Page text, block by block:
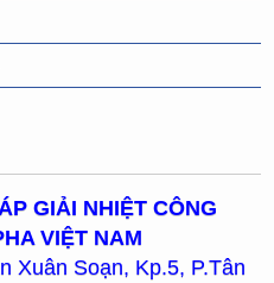
GIẢI NHIỆT CÔNG
VIỆT NAM
Xuân Soạn, Kp.5, P.Tân